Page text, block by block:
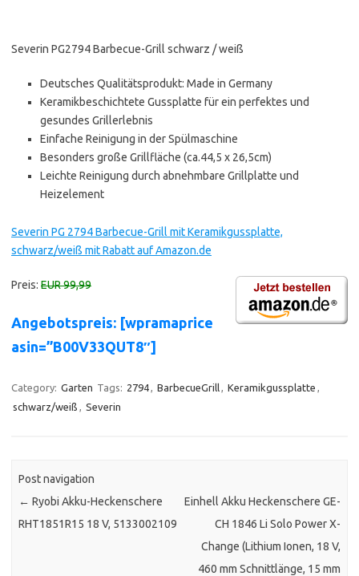
Severin PG2794 Barbecue-Grill schwarz / weiß
Deutsches Qualitätsprodukt: Made in Germany
Keramikbeschichtete Gussplatte für ein perfektes und
gesundes Grillerlebnis
Einfache Reinigung in der Spülmaschine
Besonders große Grillfläche (ca.44,5 x 26,5cm)
Leichte Reinigung durch abnehmbare Grillplatte und
Heizelement
Severin PG 2794 Barbecue-Grill mit Keramikgussplatte,
schwarz/weiß mit Rabatt auf Amazon.de
Preis: EUR 99,99
Angebotspreis: [wpramaprice
asin=”B00V33QUT8″]
Category: Garten Tags: 2794, BarbecueGrill, Keramikgussplatte ,
schwarz/weiß , Severin
Post navigation
← Ryobi Akku-Heckenschere
RHT1851R15 18 V, 5133002109
Einhell Akku Heckenschere GE-
CH 1846 Li Solo Power X-
Change (Lithium Ionen, 18 V,
460 mm Schnittlänge, 15 mm